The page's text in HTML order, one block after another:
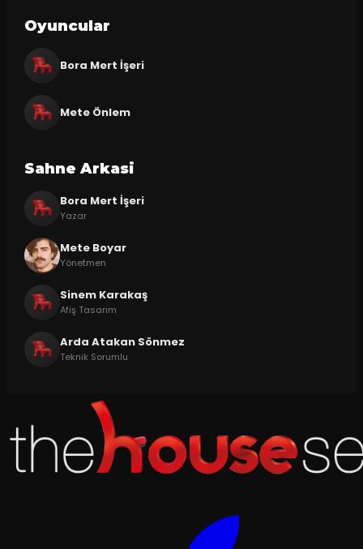
Oyuncular
Bora Mert İşeri
Mete Önlem
Sahne Arkasi
Bora Mert İşeri
Yazar
Mete Boyar
Yönetmen
Sinem Karakaş
Afiş Tasarım
Arda Atakan Sönmez
Teknik Sorumlu